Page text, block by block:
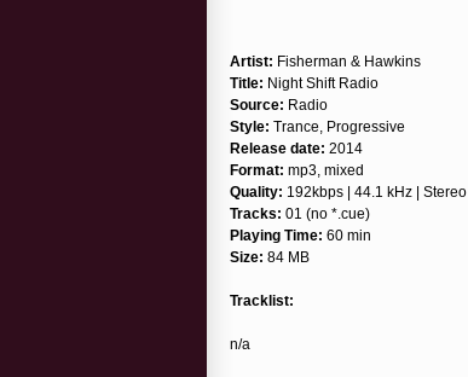
Artist: Fisherman & Hawkins
Title: Night Shift Radio
Source: Radio
Style: Trance, Progressive
Release date: 2014
Format: mp3, mixed
Quality: 192kbps | 44.1 kHz | Stereo
Tracks: 01 (no *.cue)
Playing Time: 60 min
Size: 84 MB
Tracklist:
n/a